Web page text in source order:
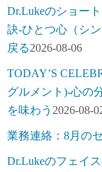
Dr.Lukeのショー
訣-ひとつ心（シ
戻る2026-08-06
TODAY’S
グルメント)-心の
を味わう 2026-08-
業務連絡：8月の
Dr.Lukeのフェイ